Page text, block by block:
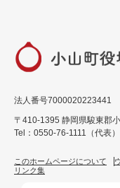
法人番号7000020223441
〒410-1395 静岡県駿東郡
Tel：0550-76-1111（代表）
このホームページについて
リンク集